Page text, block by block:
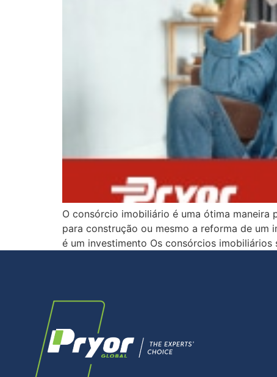
O consórcio imobiliário é uma ótima
para construção ou mesmo a reforma de um
é um investimento Os consórcios